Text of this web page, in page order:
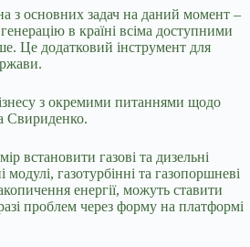
з основних задач на даний момент –
в країні всіма доступними
Це додатковий інструмент для
з окремими питаннями щодо
Свириденко.
встановити газові та дизельні
модулі, газотурбінні та газопоршневі
енергії, можуть ставити
проблем через форму на платформі